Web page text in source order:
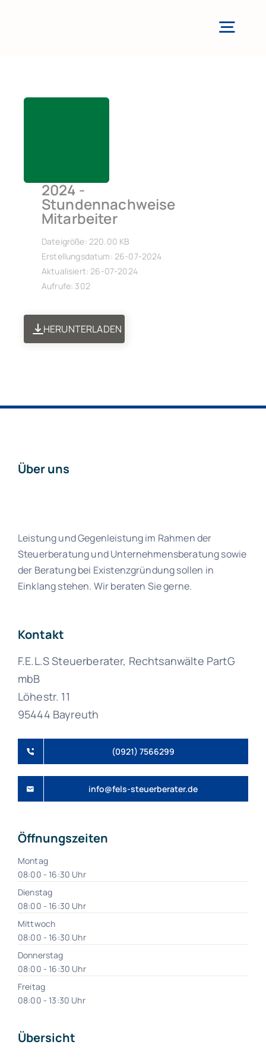
2024 -
Stundennachweise
Mitarbeiter
Dateigröße: 220.00 KB
Erstellungsdatum: 26-07-2024
Aktualisiert: 26-07-2024
Aufrufe: 302
HERUNTERLADEN
Über uns
Leistung und Gegenleistung im Rahmen der
Steuerberatung und Unternehmensberatung sowie
der Beratung bei Existenzgründung sollen in
Einklang stehen. Wir beraten Sie gerne.
Kontakt
F.E.L.S Steuerberater, Rechtsanwälte PartG
mbB
Löhestr. 11
95444 Bayreuth
(0921) 7566299
info@fels-steuerberater.de
Öffnungszeiten
Montag
08:00 - 16:30 Uhr
Dienstag
08:00 - 16:30 Uhr
Mittwoch
08:00 - 16:30 Uhr
Donnerstag
08:00 - 16:30 Uhr
Freitag
08:00 - 13:30 Uhr
Übersicht